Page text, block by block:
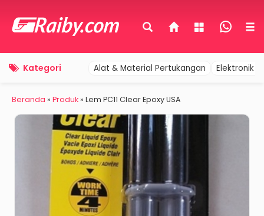
Kategori Alat & Material Pertukangan Elektronik
Beranda » Produk» Lem PC11 Clear Epoxy USA